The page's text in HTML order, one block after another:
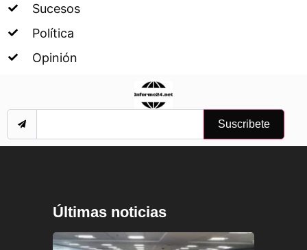
Sucesos
Política
Opinión
Suscribete
Últimas noticias